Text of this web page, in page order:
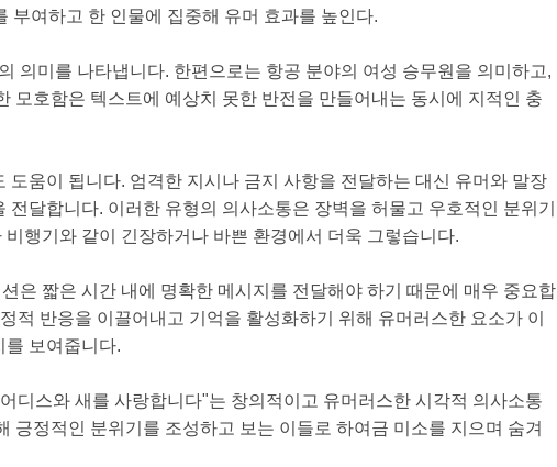
부여하고 한 인물에 집중해 유머 효과를 높인다.
의미를 나타냅니다. 한편으로는 항공 분야의 여성 승무원을 의미하고,
모호함은 텍스트에 예상치 못한 반전을 만들어내는 동시에 지적인 충
움이 됩니다. 엄격한 지시나 금지 사항을 전달하는 대신 유머와 말장
달합니다. 이러한 유형의 의사소통은 장벽을 허물고 우호적인 분위기
행기와 같이 긴장하거나 바쁜 환경에서 더욱 그렇습니다.
은 짧은 시간 내에 명확한 메시지를 전달해야 하기 때문에 매우 중요합
적 반응을 이끌어내고 기억을 활성화하기 위해 유머러스한 요소가 이
를 보여줍니다.
디스와 새를 사랑합니다"는 창의적이고 유머러스한 시각적 의사소통
긍정적인 분위기를 조성하고 보는 이들로 하여금 미소를 지으며 숨겨